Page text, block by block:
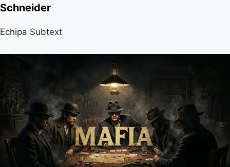
Schneider
Echipa Subtext